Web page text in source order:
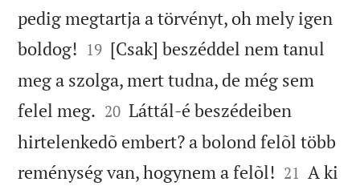
pedig megtartja a törvényt, oh mely igen
boldog! 

19 [Csak] beszéddel nem tanul
meg a szolga, mert tudna, de még sem
felel meg. 

20 Láttál-é beszédeiben
hirtelenkedõ embert? a bolond felõl több
reménység van, hogynem a felõl! 

21 A ki